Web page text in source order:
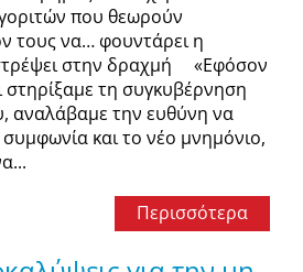
που θεωρούν
τους να… φουντάρει η
στην δραχμή «Εφόσον
στηρίξαμε τη συγκυβέρνηση
αναλάβαμε την ευθύνη να
και το νέο μνημόνιο,
Περισσότερα